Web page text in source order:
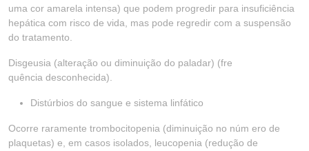
uma cor amarela intensa) que podem progredir para insuficiência
hepática com risco de vida, mas pode regredir com a suspensão
do tratamento.
Disgeusia (alteração ou diminuição do paladar) (fre
quência desconhecida).
Distúrbios do sangue e sistema linfático
Ocorre raramente trombocitopenia (diminuição no núm ero de
plaquetas) e, em casos isolados, leucopenia (redução de